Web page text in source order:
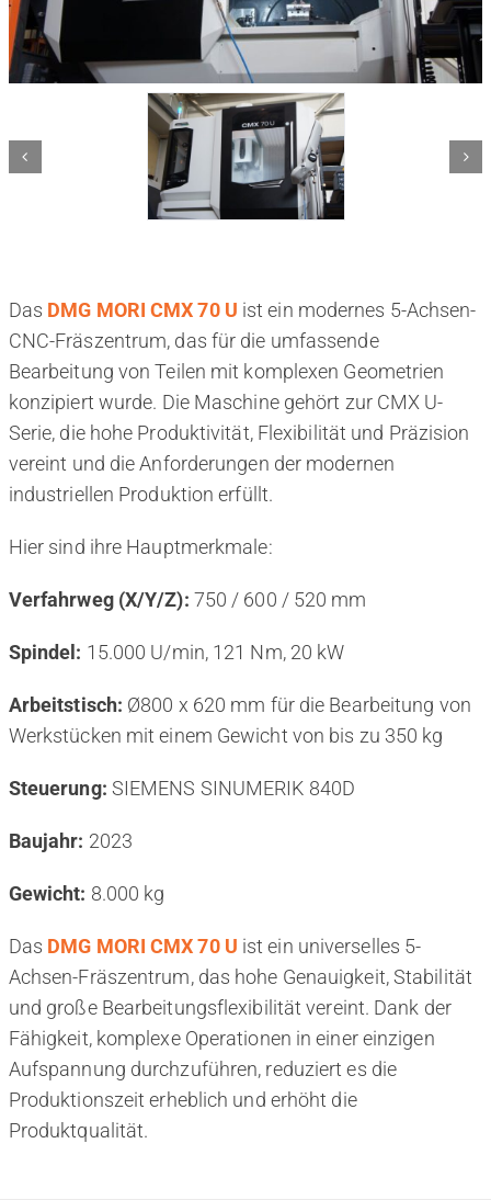
Das DMG MORI CMX 70 U ist ein modernes 5-Achsen-
CNC-Fräszentrum, das für die umfassende
Bearbeitung von Teilen mit komplexen Geometrien
konzipiert wurde. Die Maschine gehört zur CMX U-
Serie, die hohe Produktivität, Flexibilität und Präzision
vereint und die Anforderungen der modernen
industriellen Produktion erfüllt.
Hier sind ihre Hauptmerkmale:
Verfahrweg (X/Y/Z): 750 / 600 / 520 mm
Spindel: 15.000 U/min, 121 Nm, 20 kW
Arbeitstisch: Ø800 x 620 mm für die Bearbeitung von
Werkstücken mit einem Gewicht von bis zu 350 kg
Steuerung: SIEMENS SINUMERIK 840D
Baujahr: 2023
Gewicht: 8.000 kg
Das DMG MORI CMX 70 U ist ein universelles 5-
Achsen-Fräszentrum, das hohe Genauigkeit, Stabilität
und große Bearbeitungsflexibilität vereint. Dank der
Fähigkeit, komplexe Operationen in einer einzigen
Aufspannung durchzuführen, reduziert es die
Produktionszeit erheblich und erhöht die
Produktqualität.